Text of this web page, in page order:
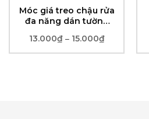
Móc giá treo chậu rửa
đa năng dán tường
13.000₫ – 15.000₫Khoảng
từ